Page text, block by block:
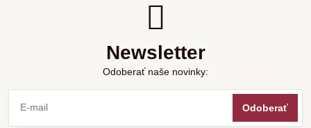
Newsletter
Odoberať naše novinky:
Odoberať